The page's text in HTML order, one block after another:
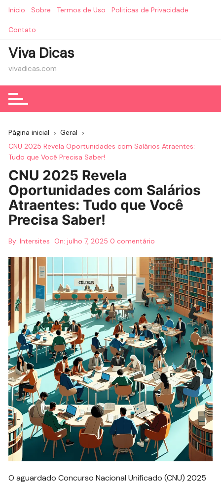
Início Sobre Termos de Uso Politicas de Privacidade
Contato
Viva Dicas
vivadicas.com
Página inicial
Geral
CNU 2025 Revela Oportunidades com Salários Atraentes:
Tudo que Você Precisa Saber!
CNU 2025 Revela
Oportunidades com Salários
Atraentes: Tudo que Você
Precisa Saber!
By: Intersites On:julho 7, 2025 0 comentário
O aguardado Concurso Nacional Unificado (CNU) 2025